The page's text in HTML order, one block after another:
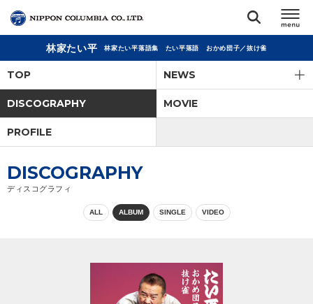
閉じる
アーティスト
ジャンル
林家たい平 林家たい平落語集 たい平落語 おかめ団子／抜け雀
TOP NEWS
DISCOGRAPHY MOVIE
PROFILE
DISCOGRAPHY
ディスコグラフィ
ALL ALBUM SINGLE VIDEO